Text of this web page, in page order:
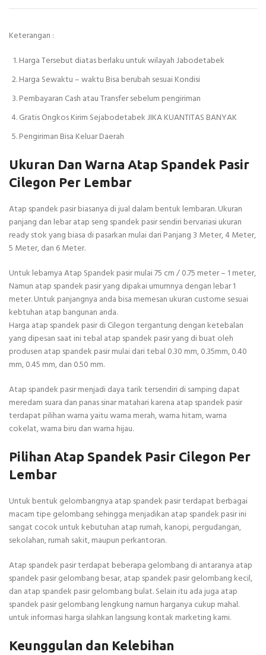
Keterangan :
Harga Tersebut diatas berlaku untuk wilayah Jabodetabek
Harga Sewaktu – waktu Bisa berubah sesuai Kondisi
Pembayaran Cash atau Transfer sebelum pengiriman
Gratis Ongkos Kirim Sejabodetabek JIKA KUANTITAS BANYAK
Pengiriman Bisa Keluar Daerah
Ukuran Dan Warna Atap Spandek Pasir
Cilegon Per Lembar
Atap spandek pasir biasanya di jual dalam bentuk lembaran. Ukuran
panjang dan lebar atap seng spandek pasir sendiri bervariasi ukuran
ready stok yang biasa di pasarkan mulai dari Panjang 3 Meter, 4 Meter,
5 Meter, dan 6 Meter.
Untuk lebarnya Atap Spandek pasir mulai 75 cm / 0.75 meter – 1 meter,
Namun atap spandek pasir yang dipakai umumnya dengan lebar 1
meter. Untuk panjangnya anda bisa memesan ukuran custome sesuai
kebtuhan atap bangunan anda.
Harga atap spandek pasir di Cilegon tergantung dengan ketebalan
yang dipesan saat ini tebal atap spandek pasir yang di buat oleh
produsen atap spandek pasir mulai dari tebal 0.30 mm, 0.35mm, 0.40
mm, 0.45 mm, dan 0.50 mm.
Atap spandek pasir menjadi daya tarik tersendiri di samping dapat
meredam suara dan panas sinar matahari karena atap spandek pasir
terdapat pilihan warna yaitu warna merah, warna hitam, warna
cokelat, warna biru dan warna hijau.
Pilihan Atap Spandek Pasir Cilegon Per
Lembar
Untuk bentuk gelombangnya atap spandek pasir terdapat berbagai
macam tipe gelombang sehingga menjadikan atap spandek pasir ini
sangat cocok untuk kebutuhan atap rumah, kanopi, pergudangan,
sekolahan, rumah sakit, maupun perkantoran.
Atap spandek pasir terdapat beberapa gelombang di antaranya atap
spandek pasir gelombang besar, atap spandek pasir gelombang kecil,
dan atap spandek pasir gelombang bulat. Selain itu ada juga atap
spandek pasir gelombang lengkung namun harganya cukup mahal.
untuk informasi harga silahkan langsung kontak marketing kami.
Keunggulan dan Kelebihan